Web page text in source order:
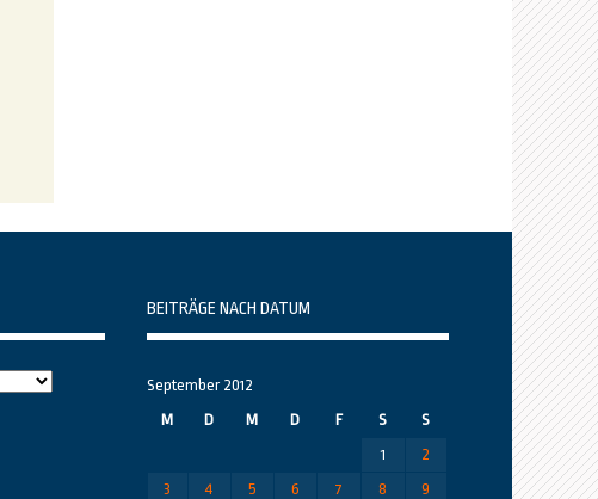
BEITRÄGE NACH DATUM
September 2012
M
D M D F S
S
1
2
3
4 5 6 7 8
9